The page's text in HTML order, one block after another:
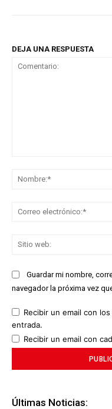
DEJA UNA RESPUESTA
Guardar mi nombre,
navegador la próxima vez
Recibir un email con
entrada.
Recibir un email con
Últimas Noticias: